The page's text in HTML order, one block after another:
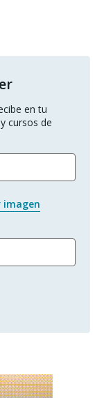
en tu
cursos de
imagen